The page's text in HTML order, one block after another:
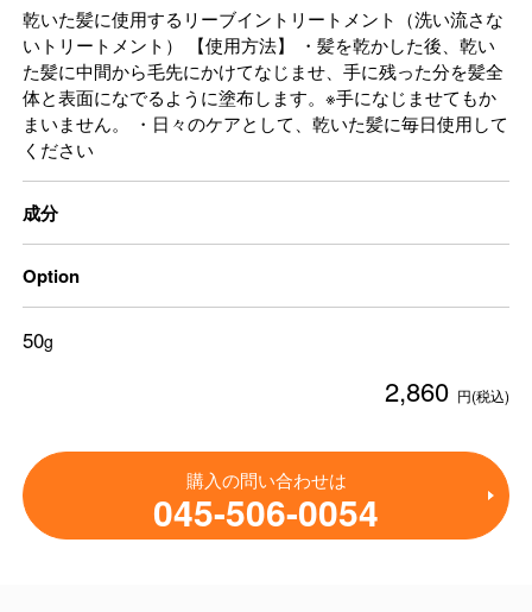
乾いた髪に使用するリーブイントリートメント（洗い流さな
いトリートメント） 【使用方法】 ・髪を乾かした後、乾い
た髪に中間から毛先にかけてなじませ、手に残った分を髪全
体と表面になでるように塗布します。※手になじませてもか
まいません。 ・日々のケアとして、乾いた髪に毎日使用して
ください
成分
Option
50g
2,860 円(税込)
購入の問い合わせは
045-506-0054